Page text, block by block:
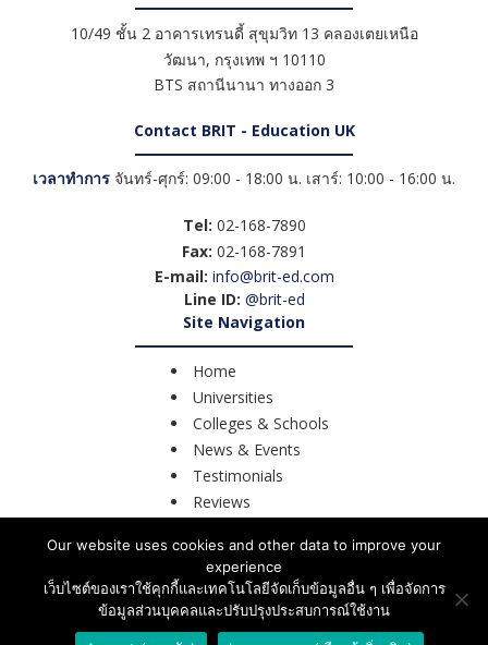
10/49 ชั้น 2 อาคารเทรนดี้ สุขุมวิท 13 คลองเตยเหนือ
วัฒนา, กรุงเทพ ฯ 10110
BTS สถานีนานา ทางออก 3
Contact BRIT - Education UK
เวลาทำการ จันทร์-ศุกร์: 09:00 - 18:00 น. เสาร์: 10:00 - 16:00 น.
Tel: 02-168-7890
Fax: 02-168-7891
E-mail: info@brit-ed.com
Line ID: @brit-ed
Site Navigation
Home
Universities
Colleges & Schools
News & Events
Testimonials
Reviews
Contact Us
©2026 BRIT – Education UK.
All Rights Reserved.
Our website uses cookies and other data to improve your
experience
เว็บไซต์ของเราใช้คุกกี้และเทคโนโลยีจัดเก็บข้อมูลอื่น ๆ เพื่อจัดการ
ข้อมูลส่วนบุคคลและปรับปรุงประสบการณ์ใช้งาน